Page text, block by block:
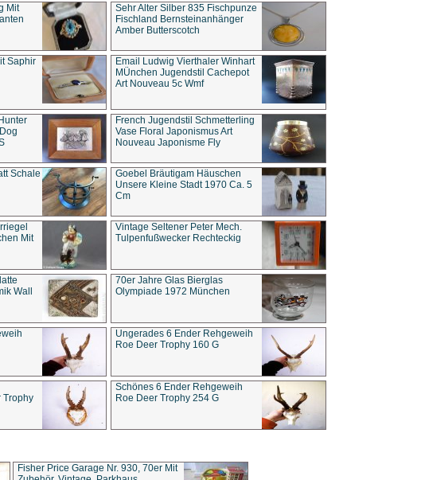
Mit
Sehr Alter Silber 835 Fischpunze
Fischland Bernsteinanhänger
Amber Butterscotch
Saphir
Email Ludwig Vierthaler Winhart
MÜnchen Jugendstil Cachepot
Art Nouveau 5c Wmf
French Jugendstil Schmetterling
Vase Floral Japonismus Art
Nouveau Japonisme Fly
Schale
Goebel Bräutigam Häuschen
Unsere Kleine Stadt 1970 Ca. 5
Cm
Mit
Vintage Seltener Peter Mech.
Tulpenfußwecker Rechteckig
Wall
70er Jahre Glas Bierglas
Olympiade 1972 München
Ungerades 6 Ender Rehgeweih
Roe Deer Trophy 160 G
Trophy
Schönes 6 Ender Rehgeweih
Roe Deer Trophy 254 G
Fisher Price Garage Nr. 930, 70er Mit